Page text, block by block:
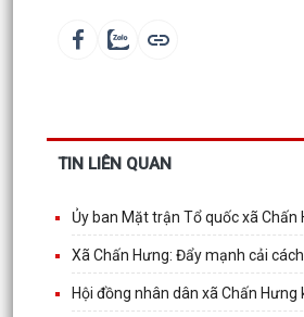
TIN LIÊN QUAN
Ủy ban Mặt trận Tổ quốc xã
Xã Chấn Hưng: Đẩy mạnh cải
Hội đồng nhân dân xã Chấn